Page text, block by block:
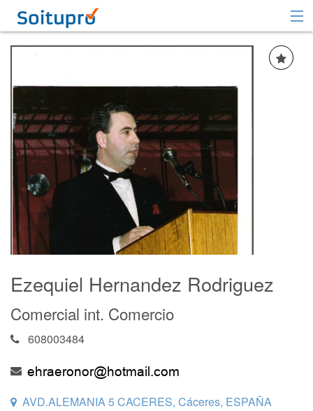
Recomendar
Iniciar sesión
Ezequiel Hernandez Rodriguez
Comercial int. Comercio
608003484
AVD.ALEMANIA 5 CACERES, Cáceres, ESPAÑA